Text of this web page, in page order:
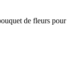
de fleurs pour